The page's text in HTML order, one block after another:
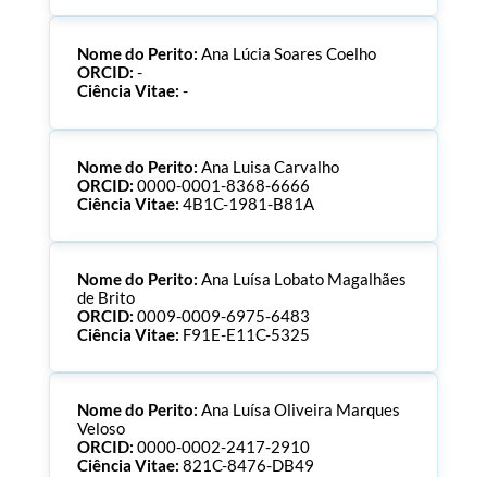
Nome do Perito: Ana Lúcia Soares Coelho
ORCID: -
Ciência Vitae: -
Nome do Perito: Ana Luisa Carvalho
ORCID: 0000-0001-8368-6666
Ciência Vitae: 4B1C-1981-B81A
Nome do Perito: Ana Luísa Lobato Magalhães
de Brito
ORCID: 0009-0009-6975-6483
Ciência Vitae: F91E-E11C-5325
Nome do Perito: Ana Luísa Oliveira Marques
Veloso
ORCID: 0000-0002-2417-2910
Ciência Vitae: 821C-8476-DB49